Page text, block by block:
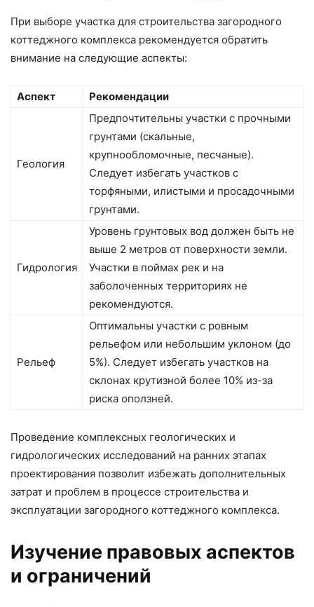
При выборе участка для строительства загородного
коттеджного комплекса рекомендуется обратить
внимание на следующие аспекты:
Аспект Рекомендации
Геология
Предпочтительны участки с прочными
грунтами (скальные,
крупнообломочные, песчаные).
Следует избегать участков с
торфяными, илистыми и просадочными
грунтами.
Гидрология
Уровень грунтовых вод должен быть не
выше 2 метров от поверхности земли.
Участки в поймах рек и на
заболоченных территориях не
рекомендуются.
Рельеф
Оптимальны участки с ровным
рельефом или небольшим уклоном (до
5%). Следует избегать участков на
склонах крутизной более 10% из-за
риска оползней.
Проведение комплексных геологических и
гидрологических исследований на ранних этапах
проектирования позволит избежать дополнительных
затрат и проблем в процессе строительства и
эксплуатации загородного коттеджного комплекса.
Изучение правовых аспектов
и ограничений